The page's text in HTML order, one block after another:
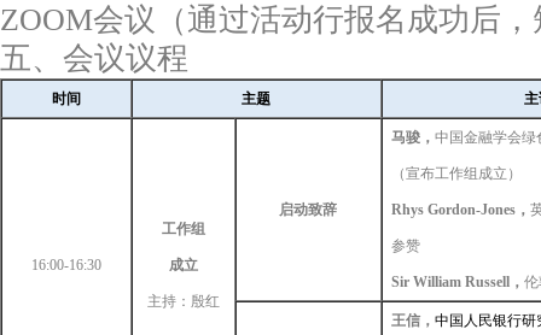
ZOOM会议（通过活动行报名成功后
五、会议议程
时间 主题
16:00-16:30
工作组
成立
主持：殷红
启动致辞
马骏，中国金融学会
（宣布工作组成立）
Rhys Gordon-Jones ，
参赞
Sir William Russell ，
王信，中国人民银行研